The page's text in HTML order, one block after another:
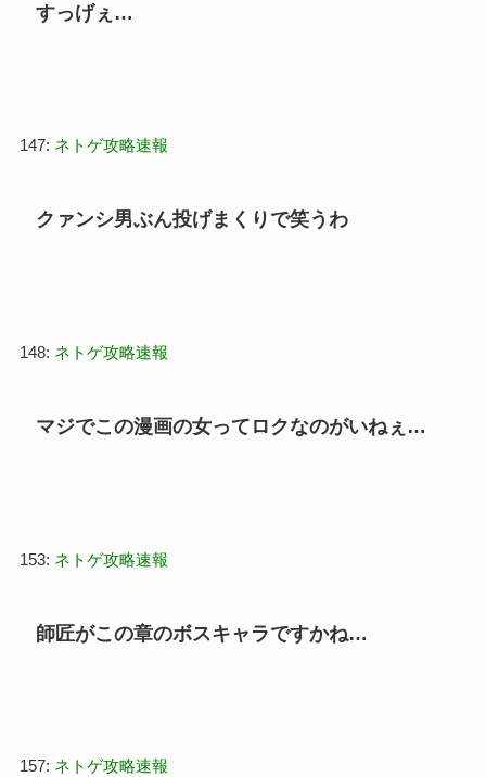
すっげぇ…
147: ネトゲ攻略速報
クァンシ男ぶん投げまくりで笑うわ
148: ネトゲ攻略速報
マジでこの漫画の女ってロクなのがいねぇ…
153: ネトゲ攻略速報
師匠がこの章のボスキャラですかね…
157: ネトゲ攻略速報